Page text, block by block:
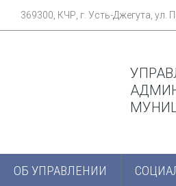
369300, КЧР, г. Усть-Джегута, ул.
ОБ УПРАВЛЕНИИ